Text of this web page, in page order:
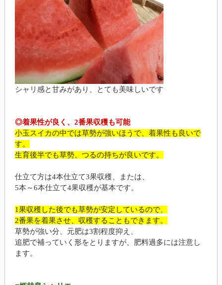
シャリ感と甘みがあり、とても美味しいです
◎着果性が良く、2番果収穫も可能
小玉スイカの中では草勢が強いほうで、着果性も良いで
す。
生育後半でも草勢、つるの持ちが良いです。
仕立て方は4本仕立て3果収穫、または、
5本～6本仕立て4果収穫が基本です。
1果収穫した後でも草勢が安定しているので、
2番果を着果させ、収穫することもできます。
草勢が強い分、元肥は3割程度抑え、
追肥で補っていく形をとりますが、肥料過多には注意し
ます。